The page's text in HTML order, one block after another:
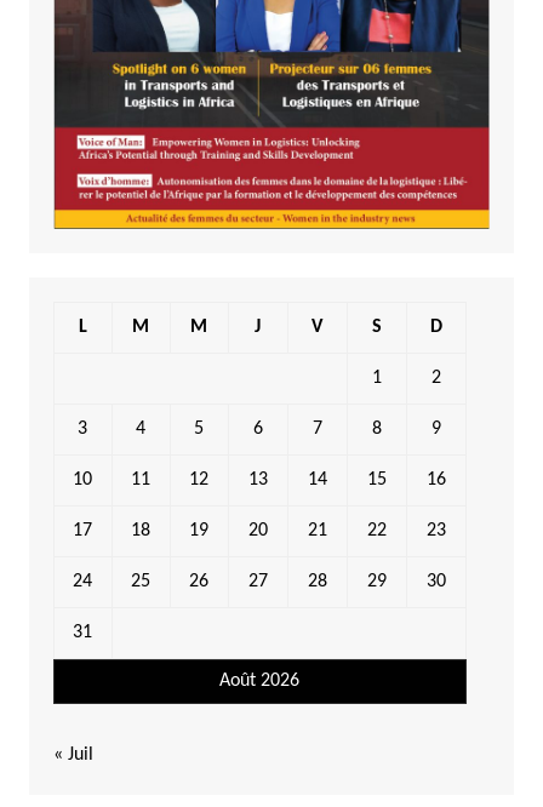
Août 2026
L M M J V S D
1 2
3 4 5 6 7 8 9
10 11 12 13 14 15 16
17 18 19 20 21 22 23
24 25 26 27 28 29 30
31
« Juil